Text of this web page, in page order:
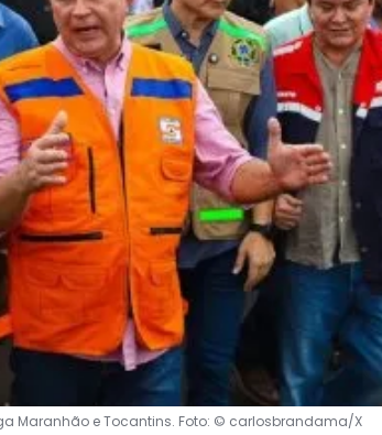
Maranhão e Tocantins. Foto: © carlosbrandama/X